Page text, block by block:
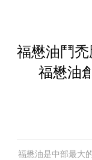
福懋油鬥
福懋油
福懋油是中部最大